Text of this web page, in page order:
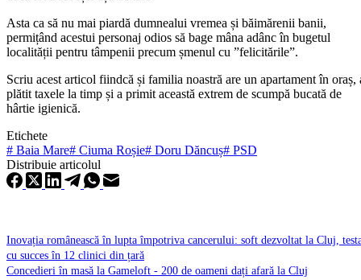
Asta ca să nu mai piardă dumnealui vremea și băimărenii banii,
permițând acestui personaj odios să bage mâna adânc în bugetul
localității pentru tâmpenii precum șmenul cu ”felicitările”.
Scriu acest articol fiindcă și familia noastră are un apartament în oraș,
plătit taxele la timp și a primit această extrem de scumpă bucată de
hârtie igienică.
Etichete
# Baia Mare# Ciuma Roșie# Doru Dăncuș# PSD
Distribuie articolul
Inovația românească în lupta împotriva cancerului: soft dezvoltat la Cluj,
cu succes în 12 clinici din țară
Concedieri în masă la Gameloft - 200 de oameni dați afară la Cluj